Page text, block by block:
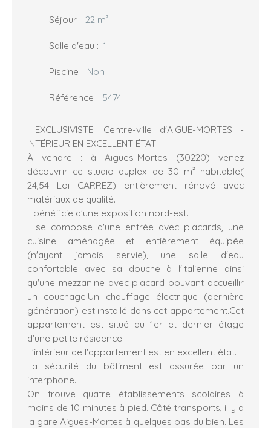
Séjour : 22 m²
Salle d'eau : 1
Piscine : Non
Référence : 5474
EXCLUSIVISTE. Centre-ville d'AIGUE-MORTES -
INTÉRIEUR EN EXCELLENT ÉTAT
À vendre : à Aigues-Mortes (30220) venez
découvrir ce studio duplex de 30 m² habitable(
24,54 Loi CARREZ) entièrement rénové avec
matériaux de qualité.
Il bénéficie d'une exposition nord-est.
Il se compose d'une entrée avec placards, une
cuisine aménagée et entièrement équipée
(n'ayant jamais servie), une salle d'eau
confortable avec sa douche à l'Italienne ainsi
qu'une mezzanine avec placard pouvant accueillir
un couchage.Un chauffage électrique (dernière
génération) est installé dans cet appartement.Cet
appartement est situé au 1er et dernier étage
d'une petite résidence.
L'intérieur de l'appartement est en excellent état.
La sécurité du bâtiment est assurée par un
interphone.
On trouve quatre établissements scolaires à
moins de 10 minutes à pied. Côté transports, il y a
la gare Aigues-Mortes à quelques pas du bien. Les